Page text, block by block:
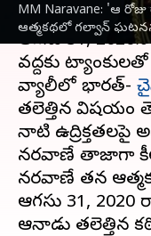
MM Naravane: 'ఆ రోజు
ఆత్మకథలో గల్వాన్
ఈ వార్తాకథనం ఏంటి
ఆగస్టు 31,
వద్దకు
వ్యాలీలో భారత్-
తలెత్తిన విషయం
నాటి ఉద్రిక్తతలపై
నరవాణే తాజాగా
నరవాణే తన
ఆగస్టు 31, 2020
ఆనాడు తలెత్తిన